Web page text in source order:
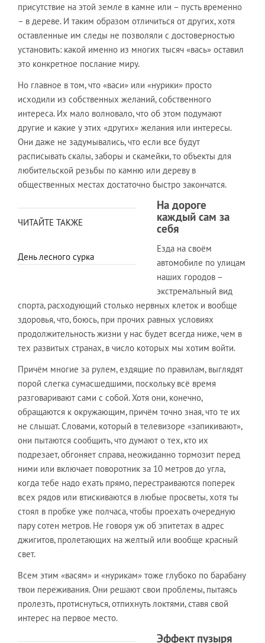
присутствие на этой земле в камне или – пусть временно
– в дереве. И таким образом отличиться от других, хотя
оставленные им следы не позволяли с достоверностью
установить: какой именно из многих тысяч «вась» оставил
это конкретное послание миру.
Но главное в том, что «васи» или «нурики» просто
исходили из собственных желаний, собственного
интереса. Их мало волновало, что об этом подумают
другие и какие у этих «других» желания или интересы.
Они даже не задумывались, что если все будут
расписывать скалы, заборы и скамейки, то объекты для
любительской резьбы по камню или дереву в
общественных местах достаточно быстро закончатся.
ЧИТАЙТЕ ТАКЖЕ
День лесного сурка
На дороге
каждый сам за
себя
Езда на своём
автомобиле по улицам
наших городов –
экстремальный вид
спорта, расходующий столько нервных клеток и вообще
здоровья, что, боюсь, при прочих равных условиях
продолжительность жизни у нас будет всегда ниже, чем в
тех развитых странах, в число которых мы хотим войти.
Причём многие за рулем, ездящие по правилам, выглядят
порой слегка сумасшедшими, поскольку всё время
разговаривают сами с собой. Хотя они, конечно,
обращаются к окружающим, причём точно зная, что те их
не слышат. Словами, который в телевизоре «запикивают»,
они пытаются сообщить, что думают о тех, кто их
подрезает, обгоняет справа, неожиданно тормозит перед
ними или включает поворотник за 10 метров до угла,
когда тебе надо ехать прямо, перестраиваются поперек
всех рядов или втискиваются в любые просветы, хотя ты
стоял в пробке уже полчаса, чтобы проехать очередную
пару сотен метров. Не говоря уж об эпитетах в адрес
джигитов, пролетающих на желтый или вообще красный
свет.
Всем этим «васям» и «нурикам» тоже глубоко по барабану
твои переживания. Они решают свои проблемы, пытаясь
пролезть, протиснуться, отпихнуть локтями, ставя свой
интерес на первое место.
Эффект пузыря